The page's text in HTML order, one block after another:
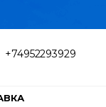
+74952293929